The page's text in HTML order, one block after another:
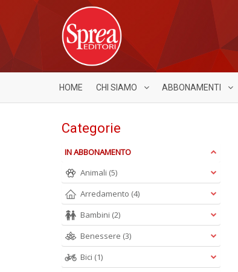
HOME CHI SIAMO ABBONAMENTI
Categorie
IN ABBONAMENTO
Animali (5)
Arredamento (4)
Bambini (2)
Benessere (3)
Bici (1)